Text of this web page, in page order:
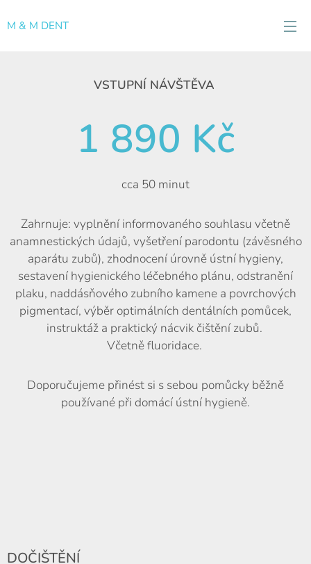
M & M DENT
VSTUPNÍ NÁVŠTĚVA
1 890 Kč
cca 50 minut
Zahrnuje: vyplnění informovaného souhlasu včetně
anamnestických údajů, vyšetření parodontu (závěsného
aparátu zubů), zhodnocení úrovně ústní hygieny,
sestavení hygienického léčebného plánu, odstranění
plaku, naddásňového zubního kamene a povrchových
pigmentací, výběr optimálních dentálních pomůcek,
instruktáž a praktický nácvik čištění zubů.
Včetně fluoridace.
Doporučujeme přinést si s sebou pomůcky běžně
používané při domácí ústní hygieně.
DOČIŠTĚNÍ